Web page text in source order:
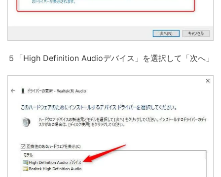
５「High Definition Audioデバイス」を選択して「次へ」